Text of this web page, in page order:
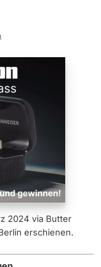
2024 via Butter
erschienen.